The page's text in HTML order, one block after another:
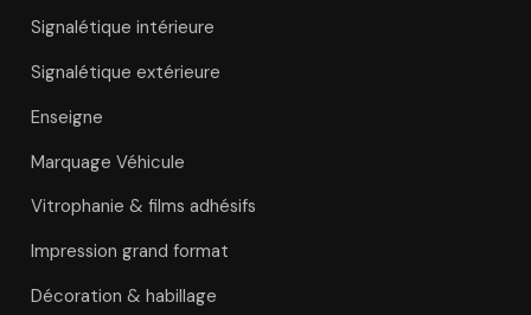
Signalétique intérieure
Signalétique extérieure
Enseigne
Marquage Véhicule
Vitrophanie & films adhésifs
Impression grand format
Décoration & habillage